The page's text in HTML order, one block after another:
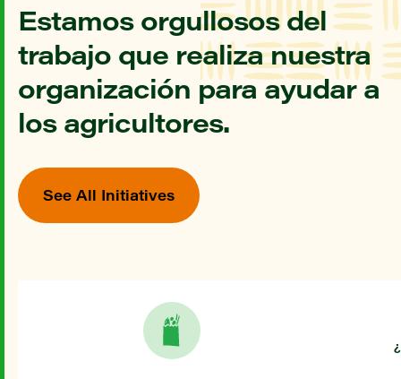
Estamos orgullosos del
trabajo que realiza nuestra
organización para ayudar a
los agricultores.
See All Initiatives